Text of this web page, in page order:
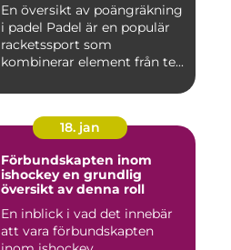
En översikt av poängräkning
i padel Padel är en populär
racketssport som
kombinerar element från te...
18. jan
Förbundskapten inom
ishockey en grundlig
översikt av denna roll
En inblick i vad det innebär
att vara förbundskapten